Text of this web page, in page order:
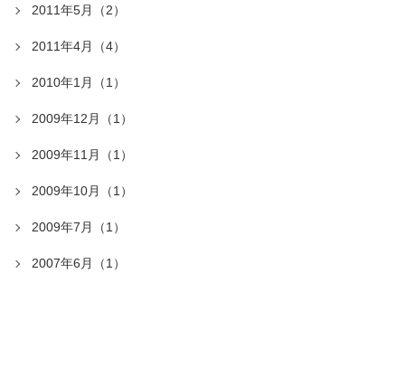
2011年5月（2）
2011年4月（4）
2010年1月（1）
2009年12月（1）
2009年11月（1）
2009年10月（1）
2009年7月（1）
2007年6月（1）